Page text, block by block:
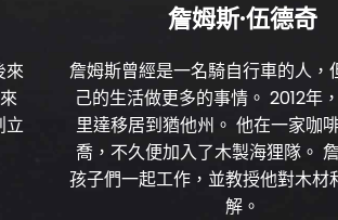
來
立
詹姆斯·伍德奇
詹姆斯曾經是一名騎自行車的人，
己的生活做更多的事情。 2012年
里達移居到猶他州。 他在一家咖
喬，不久便加入了木製海狸隊。
孩子們一起工作，並教授他對木材
解。